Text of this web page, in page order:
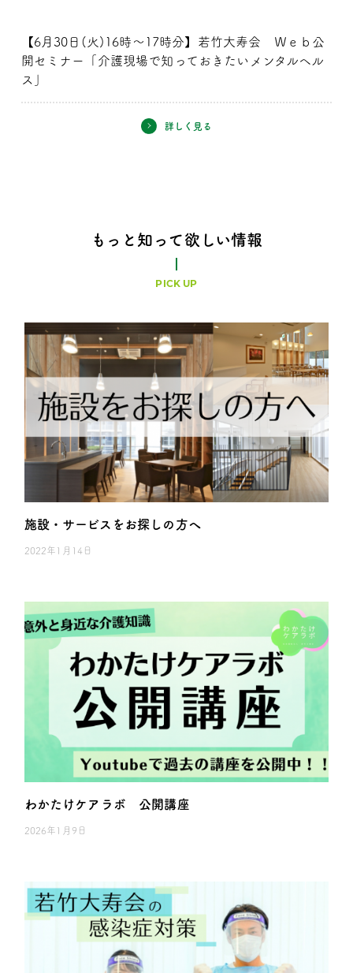
【6月30日(火)16時～17時分】若竹大寿会 Ｗｅｂ公
開セミナー「介護現場で知っておきたいメンタルヘル
ス」
詳しく見る
もっと知って欲しい情報
PICK UP
施設・サービスをお探しの方へ
2022年1月14日
わかたけケアラボ 公開講座
2026年1月9日